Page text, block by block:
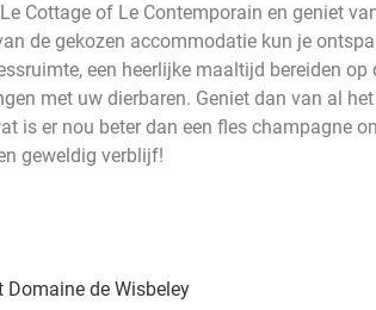
Cottage of Le Contemporain en geniet
de gekozen accommodatie kun je
een heerlijke maaltijd bereiden op
met uw dierbaren. Geniet dan van al
is er nou beter dan een fles champagne
geweldig verblijf!
de Wisbeley